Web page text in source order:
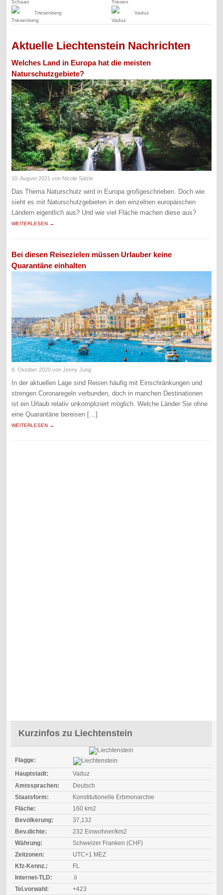
Triesenberg Vaduz
Aktuelle Liechtenstein Nachrichten
Welches Land in Europa hat die meisten
Naturschutzgebiete?
10. August 2021 von Nicole Sälzle
Das Thema Naturschutz wird in Europa großgeschrieben. Doch wie
sieht es mit Naturschutzgebieten in den einzelnen europäischen
Ländern eigentlich aus? Und wie viel Fläche machen diese aus?
WEITERLESEN →
Bei diesen Reisezielen müssen Urlauber keine
Quarantäne einhalten
8. Oktober 2020 von Jenny Jung
In der aktuellen Lage sind Reisen häufig mit Einschränkungen und
strengen Coronaregeln verbunden, doch in manchen Destinationen
ist ein Urlaub relativ unkompliziert möglich. Welche Länder Sie ohne
eine Quarantäne bereisen […]
WEITERLESEN →
Kurzinfos zu Liechtenstein
Flagge:
Hauptstadt:
Vaduz
Amtssprachen:
Deutsch
Staatsform:
Konstitutionelle Erbmonarchie
Fläche:
160 km2
Bevölkerung:
37,132
Bev.dichte:
232 Einwohner/km2
Währung:
Schweizer Franken (CHF)
Zeitzonen:
UTC+1 MEZ
Kfz-Kennz.:
FL
Internet-TLD:
.li
Tel.vorwahl:
+423